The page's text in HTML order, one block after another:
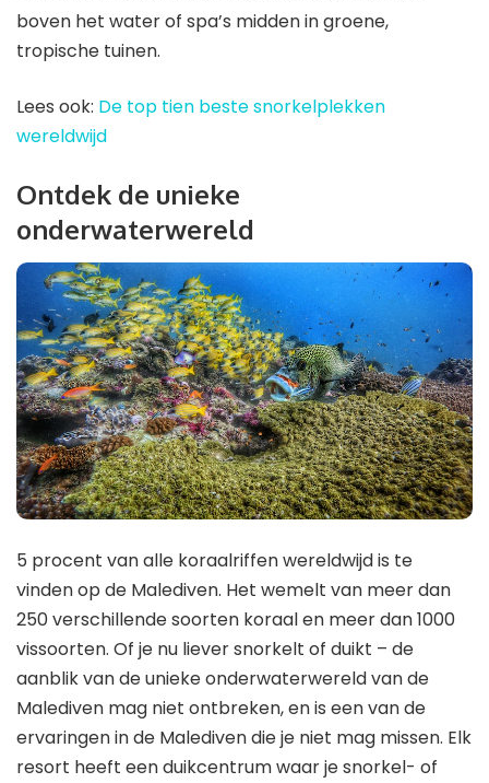
boven het water of spa’s midden in groene,
tropische tuinen.
Lees ook: De top tien beste snorkelplekken
wereldwijd
Ontdek de unieke
onderwaterwereld
5 procent van alle koraalriffen wereldwijd is te
vinden op de Malediven. Het wemelt van meer dan
250 verschillende soorten koraal en meer dan 1000
vissoorten. Of je nu liever snorkelt of duikt – de
aanblik van de unieke onderwaterwereld van de
Malediven mag niet ontbreken, en is een van de
ervaringen in de Malediven die je niet mag missen. Elk
resort heeft een duikcentrum waar je snorkel- of